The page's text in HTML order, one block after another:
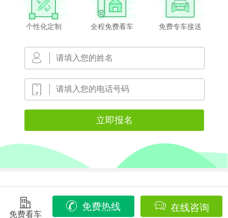
个性化定制 全程免费看车 免费专车接送

免费看车
 免费热线  在线咨询